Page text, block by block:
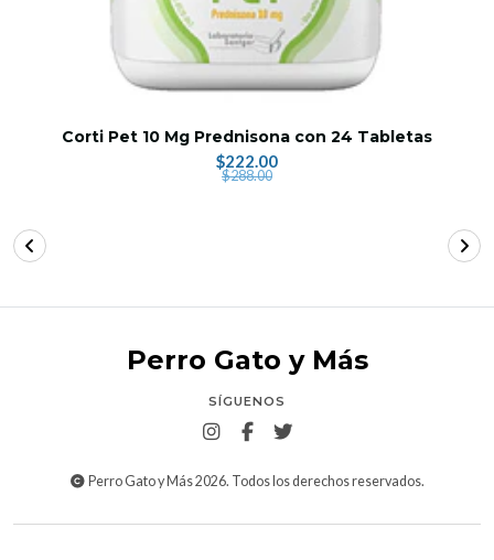
Corti Pet 10 Mg Prednisona con 24 Tabletas
$222.00
$288.00
Perro Gato y Más
SÍGUENOS
Perro Gato y Más 2026. Todos los derechos reservados.